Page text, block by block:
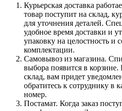
Курьерская доставка
товар поступит на склад,
для уточнения деталей.
удобное время доставки и
упаковку на целостность и
комплектации.
Самовывоз из магазина.
выбора появится в корзине.
склад, вам придет
обратитесь к сотруднику в
номер.
Постамат. Когда заказ